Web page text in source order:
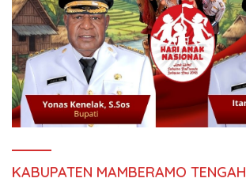
KABUPATEN MAMBERAMO TENGAH